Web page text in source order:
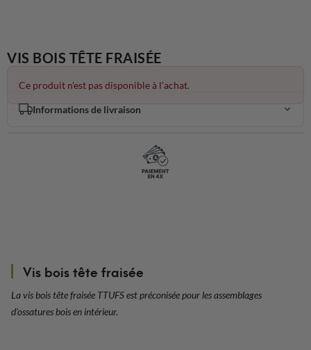
VIS BOIS TÊTE FRAISÉE
Ce produit n'est pas disponible à l'achat.
Informations de livraison
Vis bois tête fraisée
La vis bois tête fraisée TTUFS est préconisée pour les assemblages
d'ossatures bois en intérieur.